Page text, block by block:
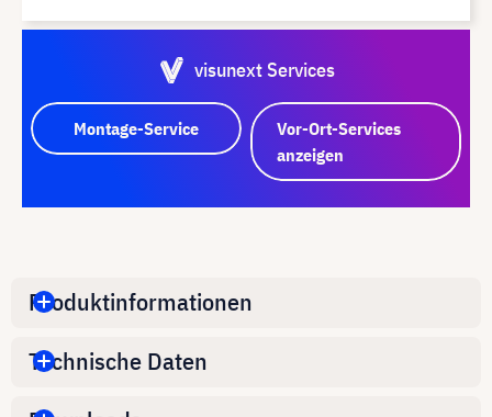
visunext Services
Montage-Service
Vor-Ort-Services
anzeigen
Produktinformationen
Technische Daten